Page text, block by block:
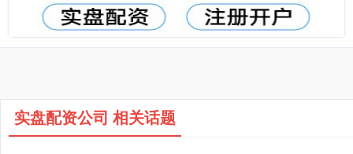
实盘配资公司 相关话题